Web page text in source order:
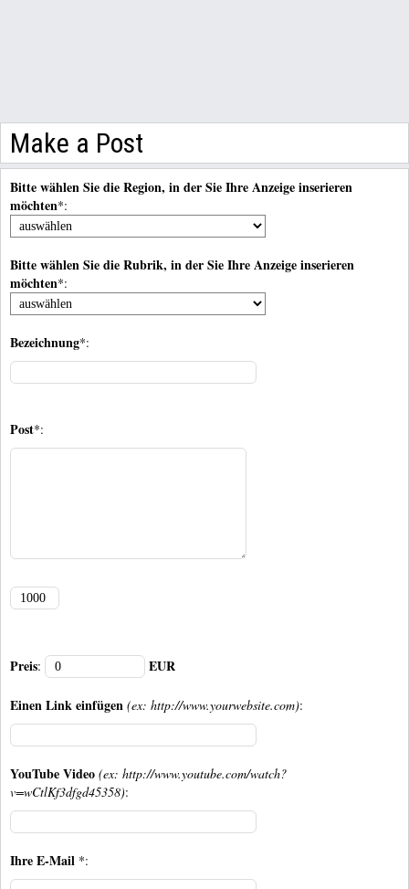
Make a Post
Bitte wählen Sie die Region, in der Sie Ihre Anzeige inserieren
möchten*:
Bitte wählen Sie die Rubrik, in der Sie Ihre Anzeige inserieren
möchten*:
Bezeichnung*:
Post*:
Preis: EUR
Einen Link einfügen (ex: http://www.yourwebsite.com):
YouTube Video (ex: http://www.youtube.com/watch?
v=wCtlKf3dfgd45358):
Ihre E-Mail *: